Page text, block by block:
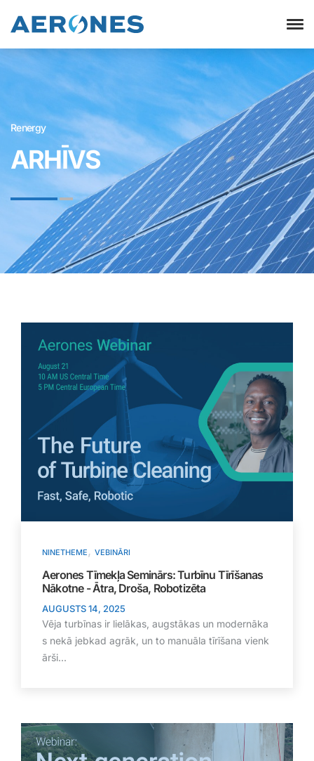
Renergy
ARHĪVS
NINETHEME , VEBINĀRI
Aerones Tīmekļa Seminārs: Turbīnu Tīrīšanas
Nākotne - Ātra, Droša, Robotizēta
AUGUSTS 14, 2025
Vēja turbīnas ir lielākas, augstākas un modernāka
s nekā jebkad agrāk, un to manuāla tīrīšana vienk
ārši...